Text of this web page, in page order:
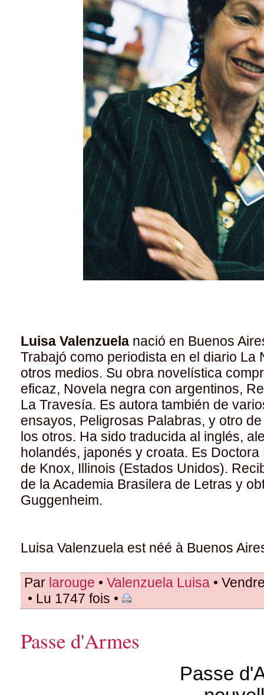
Luisa Valenzuela nació en Buenos
Trabajó como periodista en el diario La
otros medios. Su obra novelística
eficaz, Novela negra con argentinos,
La Travesía. Es autora también de
ensayos, Peligrosas Palabras, y otro
los otros. Ha sido traducida al inglés,
holandés, japonés y croata. Es
de Knox, Illinois (Estados Unidos).
de la Academia Brasilera de Letras y
Guggenheim.
Luisa Valenzuela est néé à Buenos
Par larouge • Valenzuela Luisa •
• Lu 1747 fois •
Passe d'Armes
Passe